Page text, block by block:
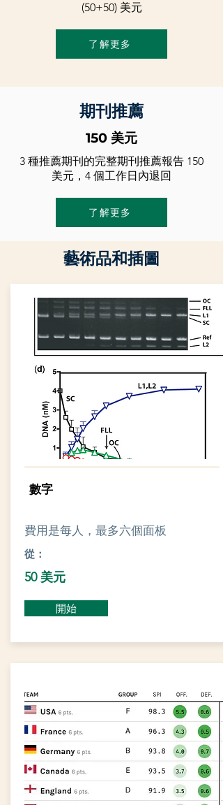
(50+50) 美元
了解更多
期刊推薦
150 美元
3 種推薦期刊的完整期刊推薦報告 150
美元，4 個工作日內退回
了解更多
藝術品和插圖
數字
費用是每人，最多六個面板
從：
50 美元
開始